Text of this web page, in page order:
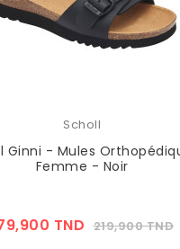
Scholl
Ginni - Mules
Femme - Noir
TND Prix
219,900 TND